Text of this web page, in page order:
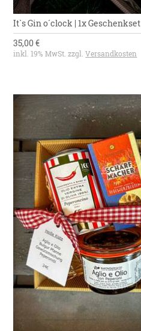
It`s Gin o´clock | 1x Geschenkset
35,00 €
inkl. 19% MwSt. zzgl.Versandkosten